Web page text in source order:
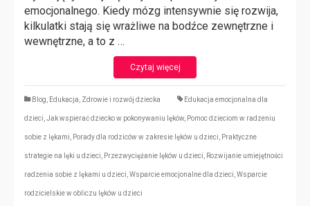
emocjonalnego. Kiedy mózg intensywnie się rozwija,
kilkulatki stają się wrażliwe na bodźce zewnętrzne i
wewnętrzne, a to z …
Czytaj więcej
Blog Edukacja Zdrowie i rozwój dziecka Edukacja emocjonalna dla
dzieci Jak wspierać dziecko w pokonywaniu lęków Pomoc dzieciom w radzeniu
sobie z lękami Porady dla rodziców w zakresie lęków u dzieci Praktyczne
strategie na lęki u dzieci Przezwyciężanie lęków u dzieci Rozwijanie umiejętności
radzenia sobie z lękami u dzieci Wsparcie emocjonalne dla dzieci Wsparcie
rodzicielskie w obliczu lęków u dzieci